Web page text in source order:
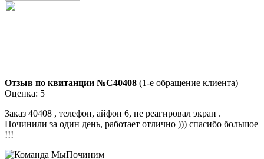
Отзыв по квитанции №C40408 (1-е обращение клиента)
Оценка: 5
Заказ 40408 , телефон, айфон 6, не реагировал экран .
Починили за один день, работает отлично ))) спасибо большое
!!!